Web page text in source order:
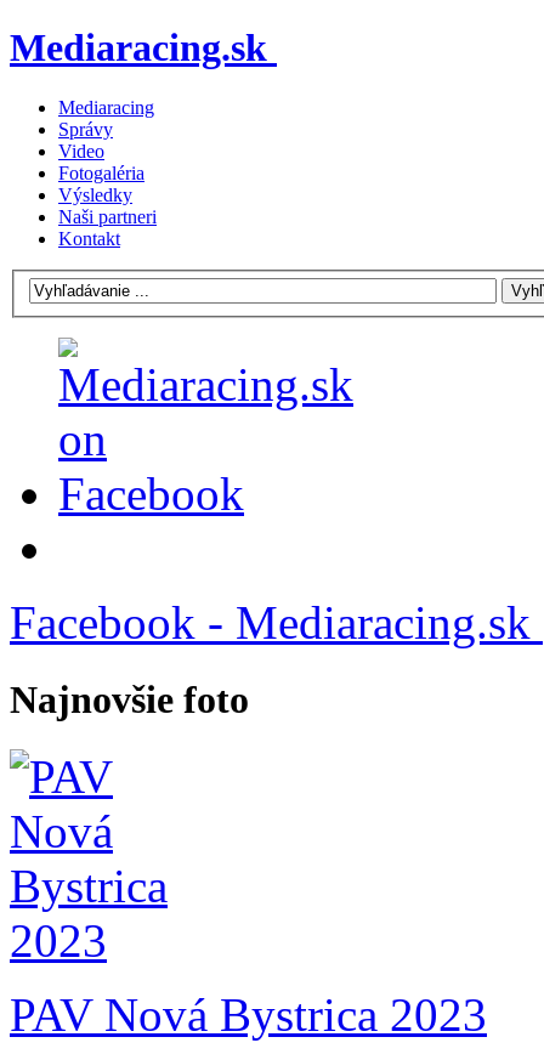
Mediaracing.sk
Mediaracing
Správy
Video
Fotogaléria
Výsledky
Naši partneri
Kontakt
Facebook - Mediaracing.sk
Najnovšie foto
PAV Nová Bystrica 2023